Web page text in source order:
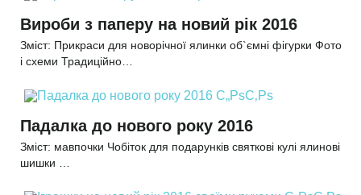
Вироби з паперу на новий рік 2016
Зміст: Прикраси для новорічної ялинки об`ємні фігурки Фото
і схеми Традиційно…
Падалка до нового року 2016
Зміст: мавпочки Чобіток для подарунків святкові кулі ялинові
шишки …